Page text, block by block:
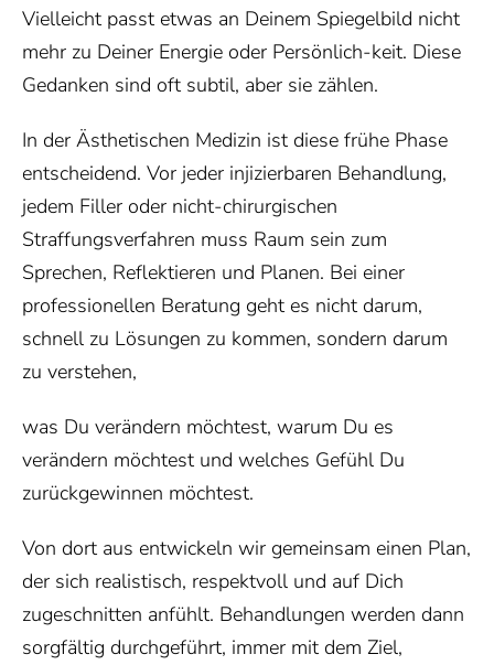
Vielleicht passt etwas an Deinem Spiegelbild nicht
mehr zu Deiner Energie oder Persönlich-keit. Diese
Gedanken sind oft subtil, aber sie zählen.
In der Ästhetischen Medizin ist diese frühe Phase
entscheidend. Vor jeder injizierbaren Behandlung,
jedem Filler oder nicht-chirurgischen
Straffungsverfahren muss Raum sein zum
Sprechen, Reflektieren und Planen. Bei einer
professionellen Beratung geht es nicht darum,
schnell zu Lösungen zu kommen, sondern darum
zu verstehen,
was Du verändern möchtest, warum Du es
verändern möchtest und welches Gefühl Du
zurückgewinnen möchtest.
Von dort aus entwickeln wir gemeinsam einen Plan,
der sich realistisch, respektvoll und auf Dich
zugeschnitten anfühlt. Behandlungen werden dann
sorgfältig durchgeführt, immer mit dem Ziel,